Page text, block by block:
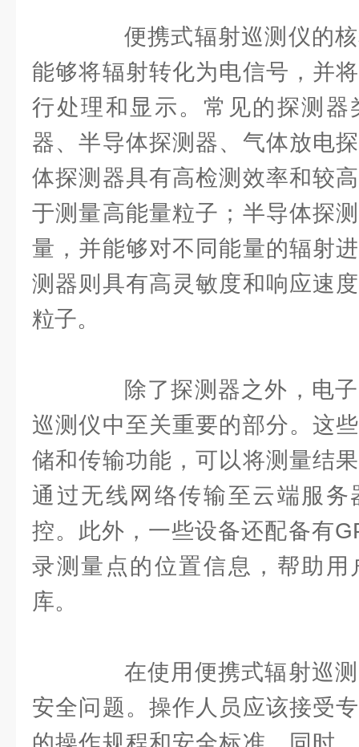
便携式辐射巡测仪的核
能够将辐射转化为电信号，并
行处理和显示。常见的探测器
器、半导体探测器、气体放电
体探测器具有高检测效率和较
于测量高能量粒子；半导体探
量，并能够对不同能量的辐射
测器则具有高灵敏度和响应速
粒子。
除了探测器之外，电子
巡测仪中至关重要的部分。这
储和传输功能，可以将测量结
通过无线网络传输至云端服
控。此外，一些设备还配备有
录测量点的位置信息，帮助用
库。
在使用便携式辐射巡测
安全问题。操作人员应该接受